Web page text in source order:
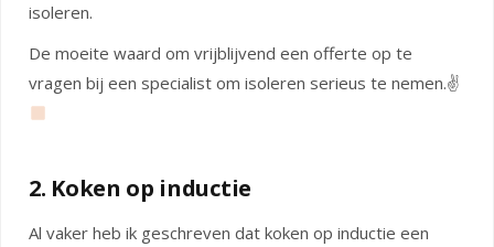
isoleren.
De moeite waard om vrijblijvend een offerte op te
vragen bij een specialist om isoleren serieus te nemen.✌
2. Koken op inductie
Al vaker heb ik geschreven dat koken op inductie een